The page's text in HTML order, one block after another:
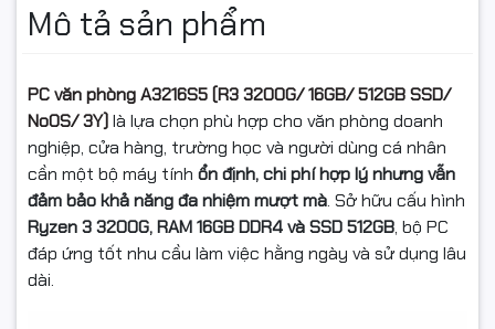
Mô tả sản phẩm
PC văn phòng A3216S5 (R3 3200G/ 16GB/ 512GB SSD/
NoOS/ 3Y)là lựa chọn phù hợp cho văn phòng doanh
nghiệp, cửa hàng, trường học và người dùng cá nhân
cần một bộ máy tính ổn định, chi phí hợp lý nhưng vẫn
đảm bảo khả năng đa nhiệm mượt mà. Sở hữu cấu hình
Ryzen 3 3200G, RAM 16GB DDR4 và SSD 512GB, bộ PC
đáp ứng tốt nhu cầu làm việc hằng ngày và sử dụng lâu
dài.